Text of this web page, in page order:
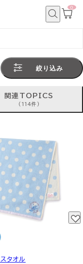
カ
0
絞り込み
関連TOPICS
(114件)
タオル